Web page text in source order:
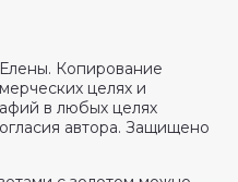
Копирование
целях и
в любых целях
автора. Защищено